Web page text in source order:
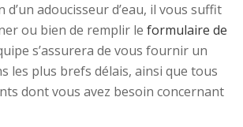
d’un adoucisseur d’eau, il vous suffit
ou bien de remplir le formulaire de
s’assurera de vous fournir un
les plus brefs délais, ainsi que tous
dont vous avez besoin concernant